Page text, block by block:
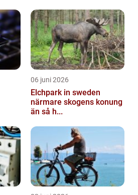
06 juni 2026
Elchpark in sweden
närmare skogens konung
än så h...